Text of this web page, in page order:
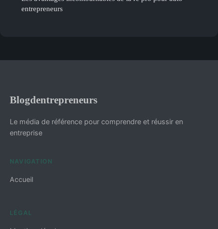
entrepreneurs
Blogdentrepreneurs
Le média de référence pour comprendre et réussir en
entreprise
NAVIGATION
Accueil
LÉGAL